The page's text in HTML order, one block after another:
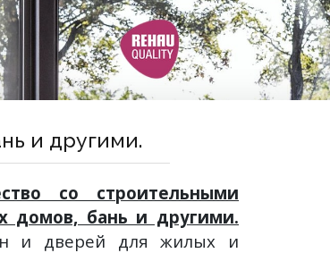
и другими.
со строительными
домов, бань и другими.
и дверей для жилых и